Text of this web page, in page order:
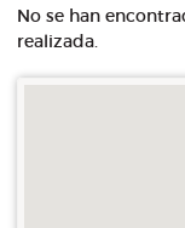
No se han
realizada.